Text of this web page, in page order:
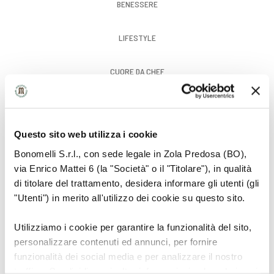
Questo sito web utilizza i cookie
Bonomelli S.r.l., con sede legale in Zola Predosa (BO),
via Enrico Mattei 6 (la "Società" o il "Titolare"), in qualità
di titolare del trattamento, desidera informare gli utenti (gli
"Utenti") in merito all'utilizzo dei cookie su questo sito.
Utilizziamo i cookie per garantire la funzionalità del sito,
personalizzare contenuti ed annunci, per fornire
funzionalità dei social media e per analizzare il nostro
BENESSERE
LIFESTYLE
CUORE DA CHEF